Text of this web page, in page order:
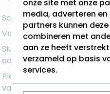
Schakel de stroom uit via
Verwijder de oude lamp of
Sluit de Coin LED of LED
aansluitinstructies van het
Plaats de module in het
vastzit.
onze site met onze
media, adverteren en
partners kunnen
combineren met
aan ze heeft
verzameld op basis
services.